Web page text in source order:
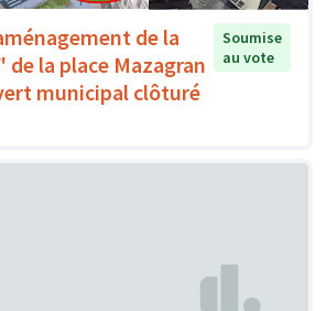
de la
la place Mazagran
municipal clôturé
Soumise
au vote